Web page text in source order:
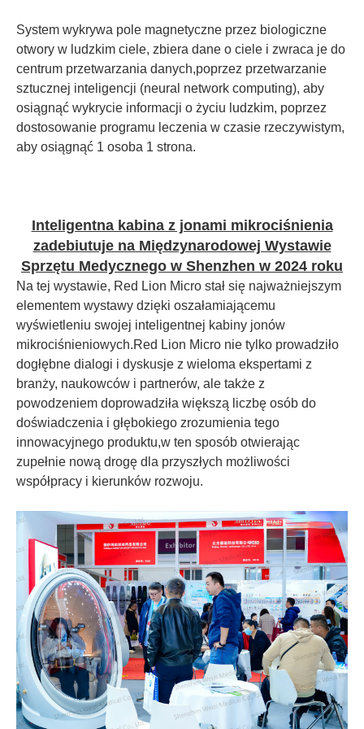
System wykrywa pole magnetyczne przez biologiczne
otwory w ludzkim ciele, zbiera dane o ciele i zwraca je do
centrum przetwarzania danych,poprzez przetwarzanie
sztucznej inteligencji (neural network computing), aby
osiągnąć wykrycie informacji o życiu ludzkim, poprzez
dostosowanie programu leczenia w czasie rzeczywistym,
aby osiągnąć 1 osoba 1 strona.
Inteligentna kabina z jonami mikrociśnienia
zadebiutuje na Międzynarodowej Wystawie
Sprzętu Medycznego w Shenzhen w 2024 roku
Na tej wystawie, Red Lion Micro stał się najważniejszym
elementem wystawy dzięki oszałamiającemu
wyświetleniu swojej inteligentnej kabiny jonów
mikrociśnieniowych.Red Lion Micro nie tylko prowadziło
dogłębne dialogi i dyskusje z wieloma ekspertami z
branży, naukowców i partnerów, ale także z
powodzeniem doprowadziła większą liczbę osób do
doświadczenia i głębokiego zrozumienia tego
innowacyjnego produktu,w ten sposób otwierając
zupełnie nową drogę dla przyszłych możliwości
współpracy i kierunków rozwoju.